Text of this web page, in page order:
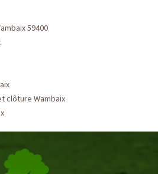
59400
clôture Wambaix